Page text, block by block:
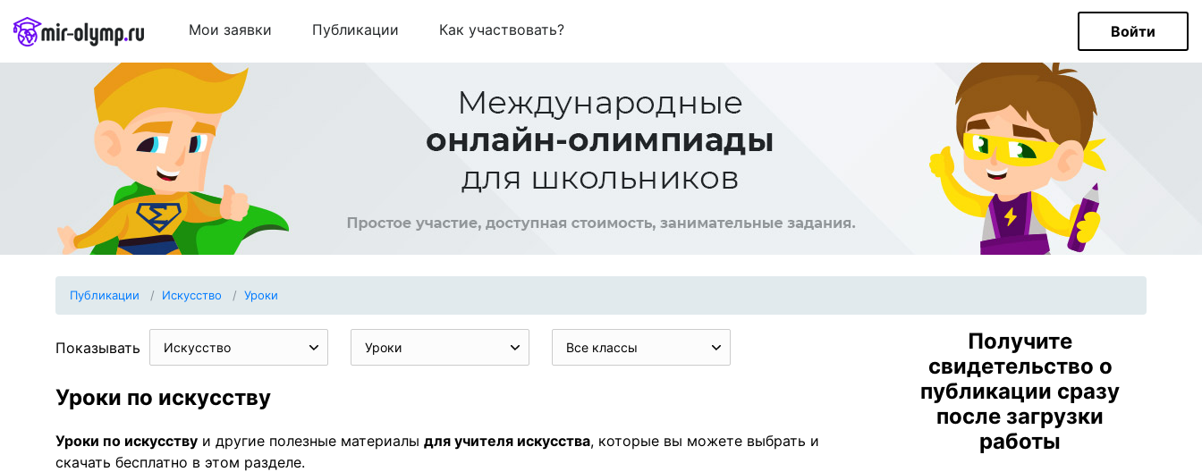
Мои заявки Публикации Как участвовать? Войти
Публикации Искуcство Уроки
Показывать Искуcство Уроки Все классы
Уроки по искуcству
Уроки по искуcству и другие полезные материалы для учителя искусcтва, которые вы можете выбрать и
скачать бесплатно в этом разделе.
Получите
свидетельство о
публикации сразу
после загрузки
работы